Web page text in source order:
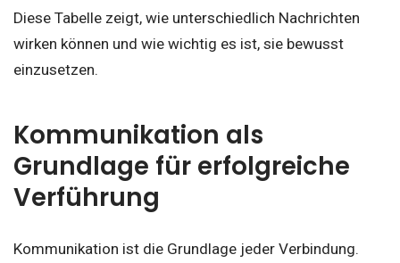
Diese Tabelle zeigt, wie unterschiedlich Nachrichten
wirken können und wie wichtig es ist, sie bewusst
einzusetzen.
Kommunikation als
Grundlage für erfolgreiche
Verführung
Kommunikation ist die Grundlage jeder Verbindung.